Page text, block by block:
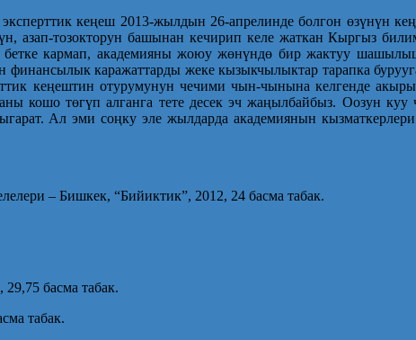
кеңеш 2013-жылдын 26-апрелинде болгон өзүнүн
азап-тозокторун башынан кечирип келе жаткан Кыргыз
кармап, академияны жоюу жөнүндө бир жактуу
каражаттарды жеке кызыкчылыктар тарапка
кеңештин отурумунун чечими чын-чынына келгенде
кошо төгүп алганга тете десек эч жаңылбайбыз. Оозун куу
Ал эми соңку эле жылдарда академиянын
– Бишкек, “Бийиктик”, 2012, 24 басма табак.
басма табак.
табак.